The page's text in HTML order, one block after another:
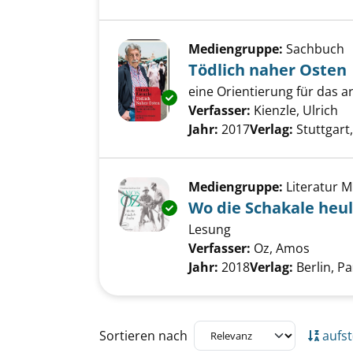
Exemplar-Details von Tödlich
Mediengruppe: Sachbuch
Tödlich naher Osten
eine Orientierung für das
Verfasser: Kienzle, Ulrich
Jahr: 2017Verlag: Stuttgart,
Exemplar-Details von Wo die
Mediengruppe: Literatur
Wo die Schakale
Lesung
Verfasser: Oz, Amos
Jahr: 2018Verlag: Berlin,
Zu den Suchfiltern springen
Sortieren nach